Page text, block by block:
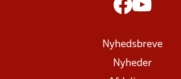
Nyhedsbreve
Nyheder